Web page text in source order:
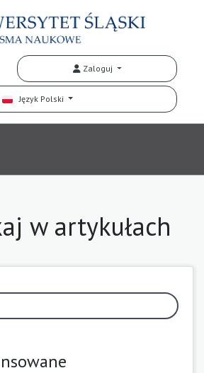
Zaloguj
Język Polski
w artykułach